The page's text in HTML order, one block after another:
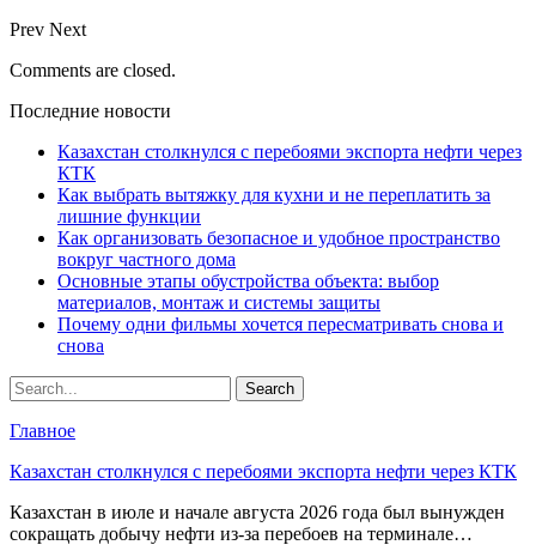
Prev Next
Comments are closed.
Последние новости
Казахстан столкнулся с перебоями экспорта нефти через
КТК
Как выбрать вытяжку для кухни и не переплатить за
лишние функции
Как организовать безопасное и удобное пространство
вокруг частного дома
Основные этапы обустройства объекта: выбор
материалов, монтаж и системы защиты
Почему одни фильмы хочется пересматривать снова и
снова
Главное
Казахстан столкнулся с перебоями экспорта нефти через КТК
Казахстан в июле и начале августа 2026 года был вынужден
сокращать добычу нефти из-за перебоев на терминале…